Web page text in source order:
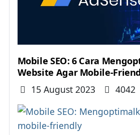
Mobile SEO: 6 Cara
Website Agar Mobile-
Details
15 August 2023 4042